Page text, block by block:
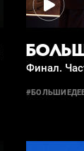
Финал.